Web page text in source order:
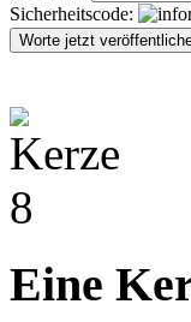
Sicherheitscode:
Eine